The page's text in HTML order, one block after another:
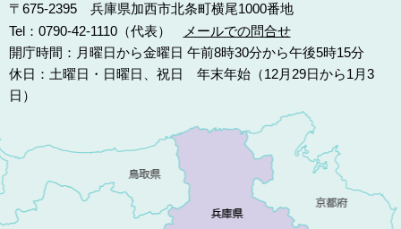
〒675-2395 兵庫県加西市北条町横尾1000番地
Tel：0790-42-1110（代表）
メールでの問合せ
開庁時間：月曜日から金曜日 午前8時30分から午後5時15分
休日：土曜日・日曜日、祝日 年末年始（12月29日から1月3
日）